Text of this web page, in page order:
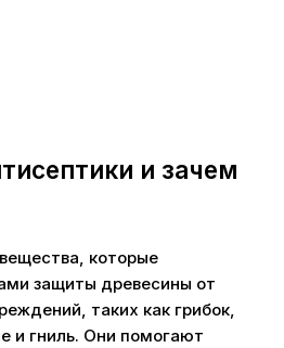
и зачем
которые
защиты древесины от
таких как грибок,
и гниль. Они помогают